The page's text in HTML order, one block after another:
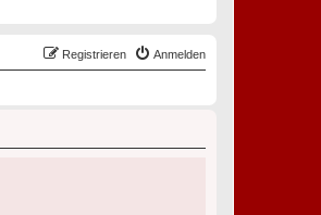
Anmelden
Registrieren